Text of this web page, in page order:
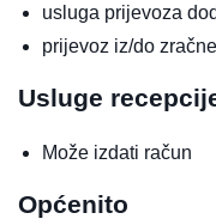
usluga prijevoza
prijevoz iz/do
Usluge
Može izdati račun
Općenito